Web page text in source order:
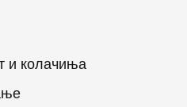
и колачиња